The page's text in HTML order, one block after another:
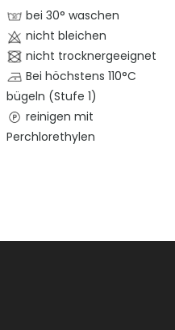
bei 30° waschen
nicht bleichen
nicht trocknergeeignet
Bei höchstens 110°C
bügeln (Stufe 1)
reinigen mit
Perchlorethylen